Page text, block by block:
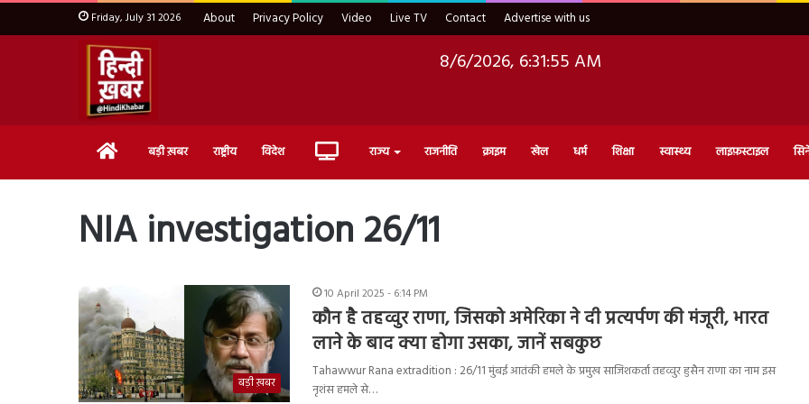
Friday, July 31 2026 About Privacy Policy Video Live TV Contact Advertise with us
8/6/2026, 6:31:56 AM
Home बड़ी ख़बर राष्ट्रीय विदेश Live राज्य राजनीति क्राइम खेल धर्म शिक्षा स्वास्थ्य लाइफ़स्टाइल
NIA investigation 26/11
बड़ी ख़बर
10 April 2025 - 6:14 PM
कौन है तहव्वुर राणा, जिसको अमेरिका ने दी प्रत्यर्पण की मंजूरी, भारत
लाने के बाद क्या होगा उसका, जानें सबकुछ
Tahawwur Rana extradition : 26/11 मुंबई आतंकी हमले के प्रमुख साजिशकर्ता तहव्वुर हुसैन राणा का नाम इस
नृशंस हमले से…